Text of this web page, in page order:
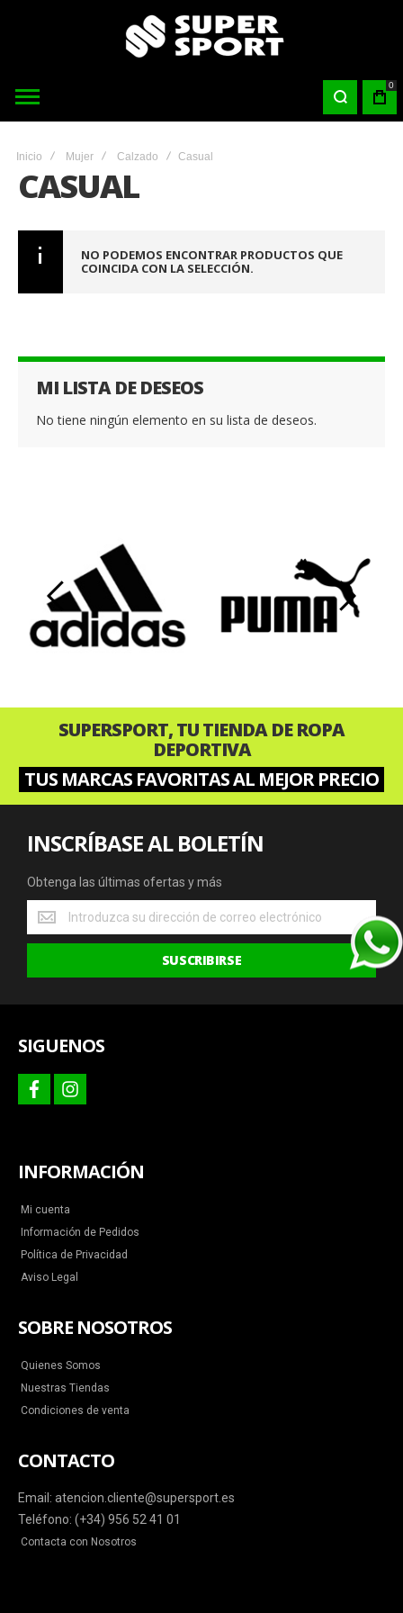
0
Inicio Mujer Calzado Casual
CASUAL
NO PODEMOS ENCONTRAR PRODUCTOS QUE
COINCIDA CON LA SELECCIÓN.
MI LISTA DE DESEOS
No tiene ningún elemento en su lista de deseos.
‹ ›
SUPERSPORT, TU TIENDA DE ROPA
DEPORTIVA
TUS MARCAS FAVORITAS AL MEJOR PRECIO
INSCRÍBASE AL BOLETÍN
Obtenga las últimas ofertas y más
Obtenga
las
últimas
y
SUSCRIBIRSE
SIGUENOS
facebookinstagram
INFORMACIÓN
Mi cuenta
Información de Pedidos
Política de Privacidad
Aviso Legal
SOBRE NOSOTROS
Quienes Somos
Nuestras Tiendas
Condiciones de venta
CONTACTO
Email: atencion.cliente@supersport.es
Teléfono: (+34) 956 52 41 01
Contacta con Nosotros